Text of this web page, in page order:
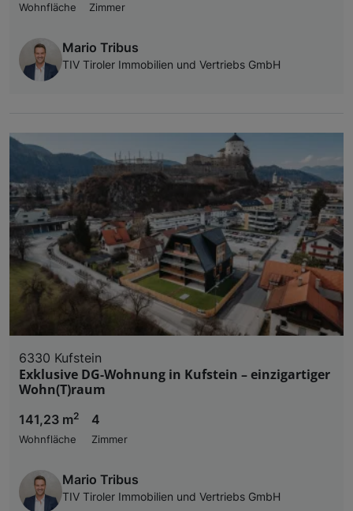
Wohnfläche
Zimmer
Mario Tribus
TIV Tiroler Immobilien und Vertriebs GmbH
6330 Kufstein
Exklusive DG-Wohnung in Kufstein – einzigartiger
Wohn(T)raum
141,23 m2
Wohnfläche
4
Zimmer
Mario Tribus
TIV Tiroler Immobilien und Vertriebs GmbH